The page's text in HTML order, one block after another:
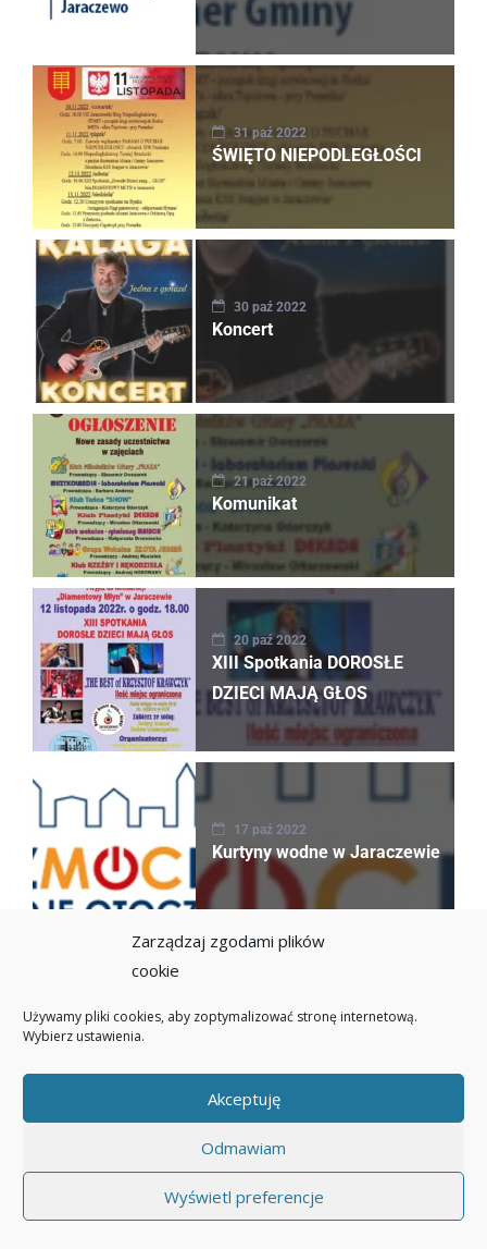
Zarządzaj zgodami plików
cookie
Używamy pliki cookies, aby zoptymalizować stronę internetową.
Wybierz ustawienia.
Akceptuję
Odmawiam
Wyświetl preferencje
31 paź 2022
ŚWIĘTO NIEPODLEGŁOŚCI
30 paź 2022
Koncert
21 paź 2022
Komunikat
20 paź 2022
XIII Spotkania DOROSŁE
DZIECI MAJĄ GŁOS
17 paź 2022
Kurtyny wodne w Jaraczewie
Nasi koncertują
Międzynarodowy Dzień Muzyki